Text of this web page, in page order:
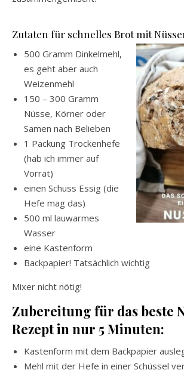
Zutaten für schnelles Brot mit
500 Gramm Dinkelmehl,
es geht aber auch
Weizenmehl
150 – 300 Gramm
Nüsse, Körner oder
Samen nach Belieben
1 Packung Trockenhefe
(hab ich immer auf
Vorrat)
einen Schuss Essig (die
Hefe mag das)
500 ml lauwarmes
Wasser
eine Kastenform
Backpapier! Tatsächlich wichtig
Mixer nicht nötig!
Zubereitung für das beste
Rezept in nur 5 Minuten:
Kastenform mit dem Backpapier
Mehl mit der Hefe in einer Schüssel